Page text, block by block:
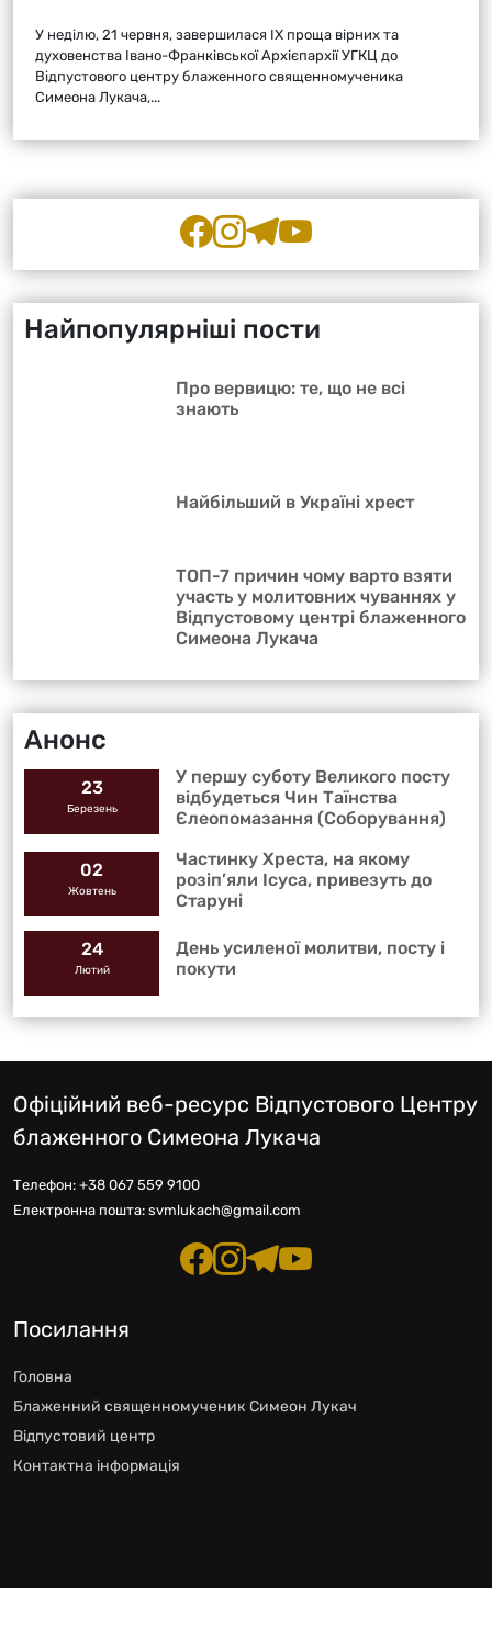
У неділю, 21 червня, завершилася ІХ проща вірних та
духовенства Івано-Франківської Архієпархії УГКЦ до
Відпустового центру блаженного священномученика
Симеона Лукача,...
Найпопулярніші пости
Про вервицю: те, що не всі
знають
ТОП-7 причин чому варто взяти
участь у молитовних чуваннях у
Відпустовому центрі блаженного
Анонс
23
Березень
У першу суботу Великого посту
Єлеопомазання (Соборування)
02
Жовтень
Частинку Хреста, на якому
Старуні
24
Офіційний веб-ресурс Відпустового Центру
блаженного Симеона Лукача
svmlukach@gmail.com
Посилання
Блаженний священномученик Симеон Лукач
Відпустовий центр